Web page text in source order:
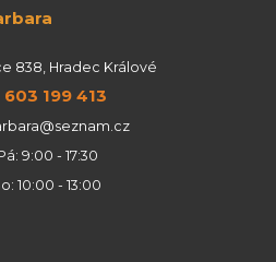
838, Hradec Králové
199 413
9:00 - 17:30
- 13:00